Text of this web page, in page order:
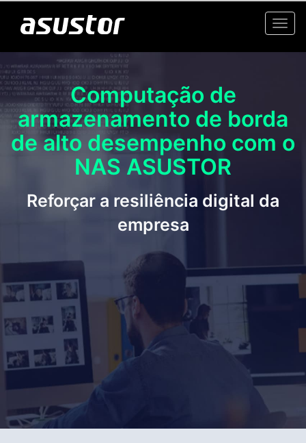
Computação de
armazenamento de borda
de alto desempenho com o
NAS ASUSTOR
Reforçar a resiliência digital da
empresa